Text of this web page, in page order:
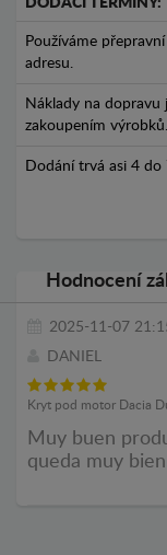
DODACÍ TERMINY:
Používáme
adresu.
Náklady na dopravu
zakoupením výrobků.
Dodání trvá asi 4
Hodnocení
2025-11-07
DANIEL
Kryt pod motor Dacia
Muy buen
queda muy